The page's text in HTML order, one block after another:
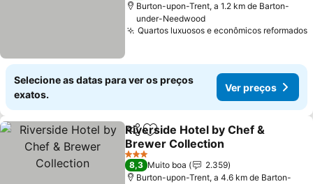
Burton-upon-Trent, a 1.2 km de Barton-
under-Needwood
Quartos luxuosos e econômicos reformados
Selecione as datas para ver os preços
exatos.
Ver preços
PartilharAdicionar aos favoritos
Riverside Hotel by Chef &
Brewer Collection
3 Estrelas
8,3 Muito boa
2.359
Burton-upon-Trent, a 4.6 km de Barton-